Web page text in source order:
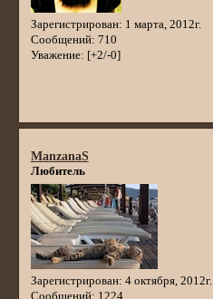
Зарегистрирован: 1 марта, 2012г.
Сообщений: 710
Уважение: [+2/-0]
ManzanaS
Любитель
Зарегистрирован: 4 октября, 2012г.